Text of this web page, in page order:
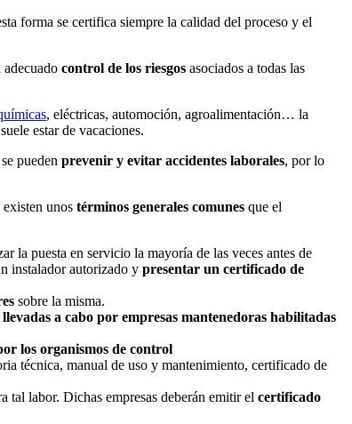
forma se certifica siempre la calidad del proceso y el
adecuado control de los riesgos asociados a todas las
, eléctricas, automoción, agroalimentación… la
estar de vacaciones.
pueden prevenir y evitar accidentes laborales, por lo
unos términos generales comunes que el
la puesta en servicio la mayoría de las veces antes de
instalador autorizado y presentar un certificado de
sobre la misma.
llevadas a cabo por empresas mantenedoras habilitadas
los organismos de control
técnica, manual de uso y mantenimiento, certificado de
tal labor. Dichas empresas deberán emitir el certificado